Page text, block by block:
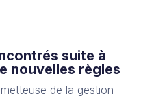
suite à
nouvelles règles
de la gestion